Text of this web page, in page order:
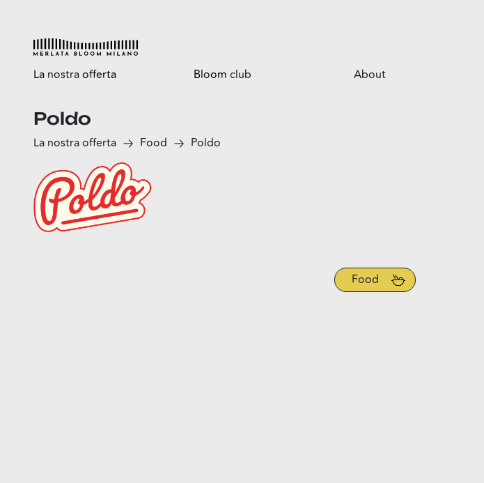
La nostraofferta
Esplora
Shop
Food
Fun
Sport
Esselunga
Bloom club
Bloomtasty
About
Poldo
La nostra offerta Food Poldo
Food